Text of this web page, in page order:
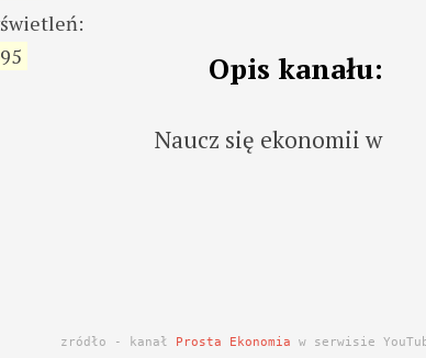
Opis kanału:
Naucz się ekonomii w
zródło - kanał Prosta Ekonomia w serwisie